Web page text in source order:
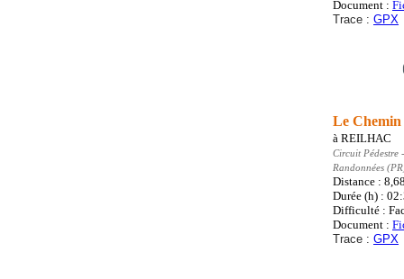
Document :
Trace : GPX
Le
à REILHAC
Circuit Pédestre
Randonnées
Distance :
Durée (h) :
Difficulté :
Document :
Trace : GPX